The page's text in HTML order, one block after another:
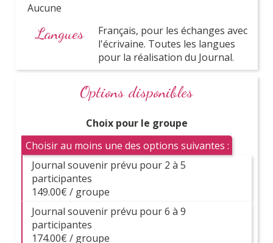
canons
Activités
incontournables
Découvrez nos dernières activités
Aucune
Langues
Français, pour les échanges avec
l'écrivaine. Toutes les langues
pour la réalisation du Journal.
Options disponibles
Choix pour le groupe
Choisir au moins une des options suivantes :
Journal souvenir prévu pour 2 à 5
participantes
149.00€ / groupe
Journal souvenir prévu pour 6 à 9
participantes
174.00€ / groupe